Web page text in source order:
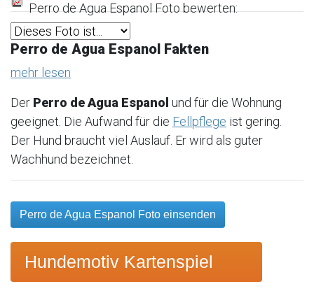
Perro de Agua Espanol Foto bewerten:
Perro de Agua Espanol Fakten
mehr lesen
Der Perro de Agua Espanol und für die Wohnung
geeignet. Die Aufwand für die Fellpflege ist gering.
Der Hund braucht viel Auslauf. Er wird als guter
Wachhund bezeichnet.
Perro de Agua Espanol Foto einsenden
Hundemotiv Kartenspiel